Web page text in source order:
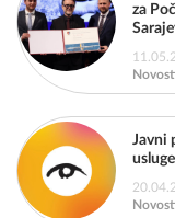
za
Javni